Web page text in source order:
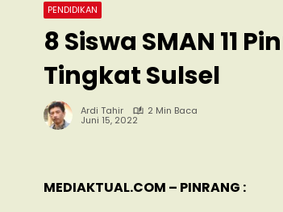
PENDIDIKAN
8 Siswa SMAN 11
Tingkat Sulsel
Ardi Tahir 2 Min Baca
Juni 15, 2022
MEDIAKTUAL.COM – PINRANG :